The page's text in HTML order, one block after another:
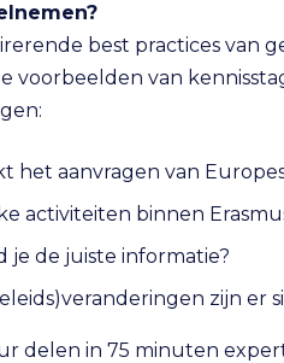
best practices van
voorbeelden van
het aanvragen van
activiteiten binnen
je de juiste informatie?
zijn er
delen in 75 minuten